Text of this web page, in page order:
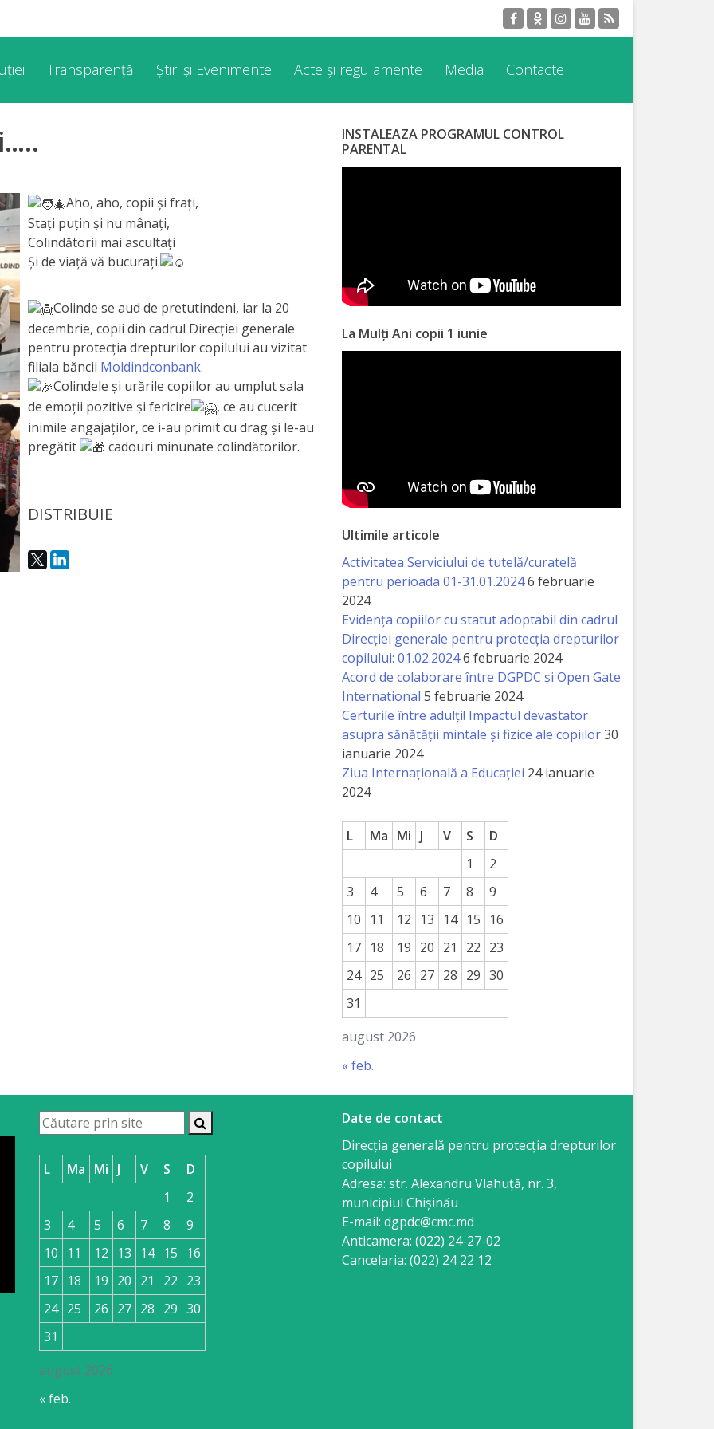
Transparență Știri și Evenimente Acte și regulamente Media Contacte
Aho, aho, copii și frați,
Stați puțin și nu mânați,
Colindătorii mai ascultați
Și de viață vă bucurați.
Colinde se aud de pretutindeni, iar la 20
decembrie, copii din cadrul Direcției generale
pentru protecția drepturilor copilului au vizitat
filiala băncii Moldindconbank.
Colindele și urările copiilor au umplut sala
de emoții pozitive și fericire
, ce au cucerit
inimile angajaților, ce i-au primit cu drag și le-au
pregătit
cadouri minunate colindătorilor.
DISTRIBUIE
INSTALEAZA PROGRAMUL CONTROL
PARENTAL
La Mulți Ani copii 1 iunie
Ultimile articole
Activitatea Serviciului de tutelă/curatelă
pentru perioada 01-31.01.20246 februarie
2024
Evidența copiilor cu statut adoptabil din cadrul
Direcției generale pentru protecția drepturilor
copilului: 01.02.20246 februarie 2024
Acord de colaborare între DGPDC și Open Gate
International 5 februarie 2024
Certurile între adulți! Impactul devastator
asupra sănătății mintale și fizice ale copiilor30
ianuarie 2024
Ziua Internațională a Educației 24 ianuarie
2024
august 2026
L Ma Mi J V S
D
1
2
3
4 5 6 7 8
9
10
11 12 13 14 15
16
17 18 19 20 21 22 23
24 25 26 27 28 29 30
31
« feb.
august 2026
L Ma Mi J V S
D
1
2
3
4 5 6 7 8
9
10
11 12 13 14 15
16
17 18 19 20 21 22 23
24 25 26 27 28 29 30
31
« feb.
Date de contact
Direcția generală pentru protecția drepturilor
copilului
Adresa: str. Alexandru Vlahuţă, nr. 3,
municipiul Chişinău
E-mail: dgpdc@cmc.md
Anticamera: (022) 24-27-02
Cancelaria: (022) 24 22 12